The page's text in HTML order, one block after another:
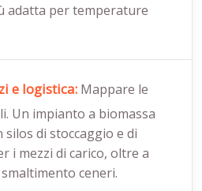
adatta per temperature
e logistica: Mappare le
Un impianto a biomassa
silos di stoccaggio e di
i mezzi di carico, oltre a
ceneri.